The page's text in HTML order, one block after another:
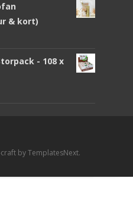
& kort)
- 108 x
by TemplatesNext.